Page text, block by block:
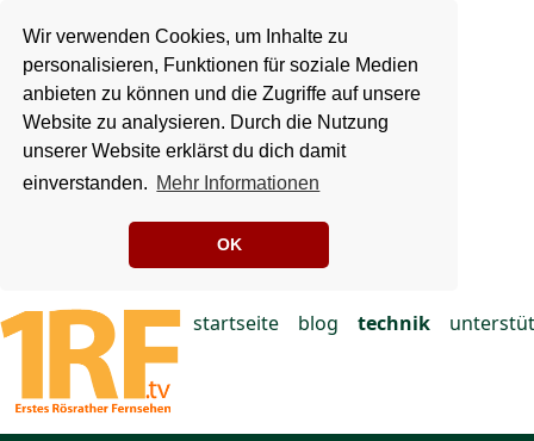
Wir verwenden Cookies, um Inhalte zu
personalisieren, Funktionen für soziale Medien
anbieten zu können und die Zugriffe auf unsere
Website zu analysieren. Durch die Nutzung
unserer Website erklärst du dich damit
einverstanden. Mehr Informationen
OK
startseite blog technik